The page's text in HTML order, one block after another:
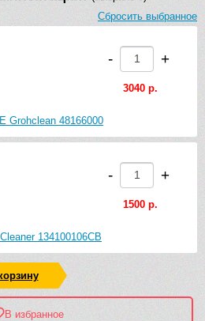
Сбросить выбранное
Grohclean 48166000
- +
3040 р.
134100106CB
- +
1500 р.
В избранное